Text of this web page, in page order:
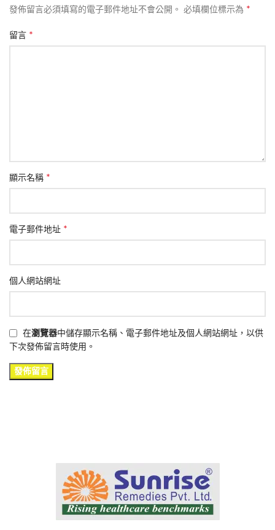
發佈留言必須填寫的電子郵件地址不會公開。 必填欄位標示為 *
留言 *
顯示名稱 *
電子郵件地址 *
個人網站網址
在瀏覽器中儲存顯示名稱、電子郵件地址及個人網站網址，以供
下次發佈留言時使用。